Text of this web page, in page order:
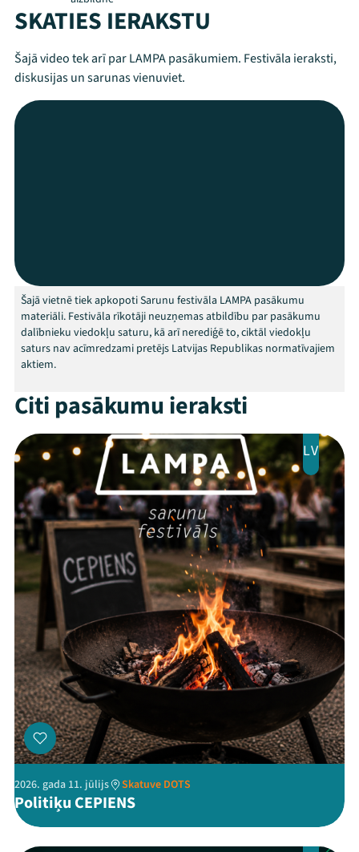
Mana programma
Festivāls
Veikals
Kontakti
ThreadsFacebookYoutube
X Instagram
Flick TikTok
SKATIES IERAKSTU
Šajā video tek arī par LAMPA pasākumiem. Festivāla ieraksti,
diskusijas un sarunas vienuviet.
Šajā vietnē tiek apkopoti Sarunu festivāla LAMPA pasākumu
materiāli. Festivāla rīkotāji neuzņemas atbildību par pasākumu
dalībnieku viedokļu saturu, kā arī nerediģē to, ciktāl viedokļu
saturs nav acīmredzami pretējs Latvijas Republikas normatīvajiem
aktiem.
Citi pasākumu ieraksti
LV
2026. gada 11. jūlijs Skatuve DOTS
Politiķu CEPIENS